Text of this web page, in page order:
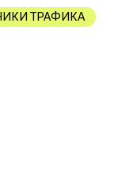
ТРАФИКА